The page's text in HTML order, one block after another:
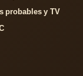
probables y TV